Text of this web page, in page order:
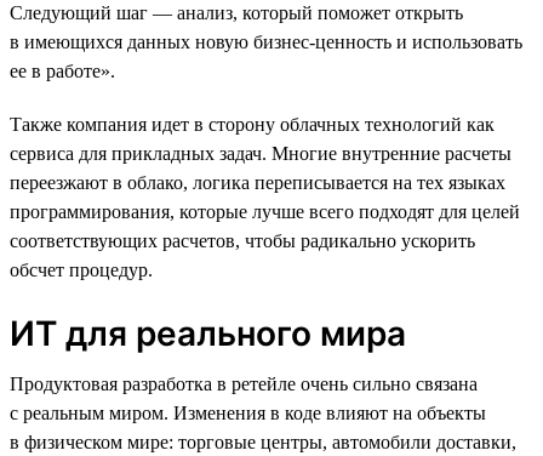
Следующий шаг — анализ, который поможет открыть
в имеющихся данных новую бизнес-ценность и использовать
ее в работе».
Также компания идет в сторону облачных технологий как
сервиса для прикладных задач. Многие внутренние расчеты
переезжают в облако, логика переписывается на тех языках
программирования, которые лучше всего подходят для целей
соответствующих расчетов, чтобы радикально ускорить
обсчет процедур.
ИТ для реального мира
Продуктовая разработка в ретейле очень сильно связана
с реальным миром. Изменения в коде влияют на объекты
в физическом мире: торговые центры, автомобили доставки,